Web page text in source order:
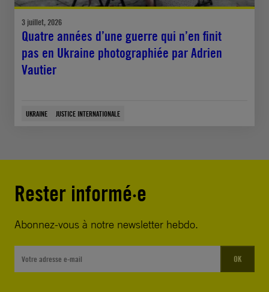
3 juillet, 2026
Quatre années d’une guerre qui n’en finit
pas en Ukraine photographiée par Adrien
Vautier
UKRAINE JUSTICE INTERNATIONALE
Rester informé·e
Abonnez-vous à notre newsletter hebdo.
OK